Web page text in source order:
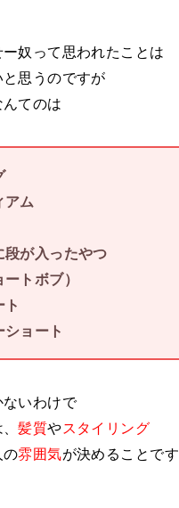
奴って思われたことは
思うのですが
てのは
アム
段が入ったやつ
ートボブ）
ト
ショート
ないわけで
、髪質やスタイリング
の雰囲気が決めることです